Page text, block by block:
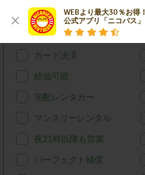
WEBより最大30％お得！
公式アプリ「ニコパス」
特徴で探す
ハイブリッド
カード決済
給油可能
宅配レンタカー
マンスリーレンタル
夜21時以降も営業
パーフェクト補償